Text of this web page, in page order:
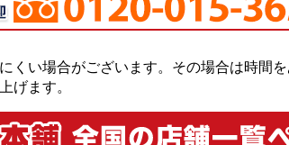
くい場合がございます。その場合は時間
げます。